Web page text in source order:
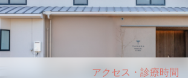
アクセス・診療時間